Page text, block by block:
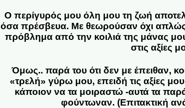
Ο περίγυρός μου όλη μου τη ζωή
όσα πρέσβευα. Με θεωρούσαν όχι απλώς
πρόβλημα από την κοιλιά της μάνας
στις αξίες
Όμως.. παρά του ότι δεν με έπειθαν,
«τρελή» γύρω μου, επειδή τις αξίες
κάποιον να τα μοιραστώ -αυτά τα
φούντωναν. (Επιτακτική